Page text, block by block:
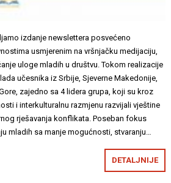
izdanje newslettera posvećeno
usmjerenim na vršnjačku medijaciju,
uloge mladih u društvu. Tokom realizacije
učesnika iz Srbije, Sjeverne Makedonije,
zajedno sa 4 lidera grupa, koji su kroz
i interkulturalnu razmjenu razvijali vještine
rješavanja konflikata. Poseban fokus
mladih sa manje mogućnosti, stvaranju…
DETALJNIJE